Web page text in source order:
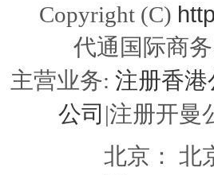
Copyright (C)
代通国际商
主营业务: 注册香港
公司 |注册开曼
北京： 北